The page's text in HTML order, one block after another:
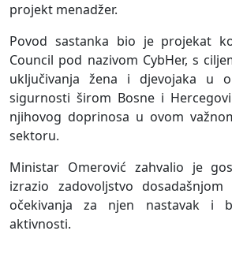
projekt menadžer.
Povod sastanka bio je projekat
Council pod nazivom CybHer, s
uključivanja žena i djevojaka u
sigurnosti širom Bosne i
njihovog doprinosa u ovom
sektoru.
Ministar Omerović zahvalio je
izrazio zadovoljstvo
očekivanja za njen nastavak i
aktivnosti.